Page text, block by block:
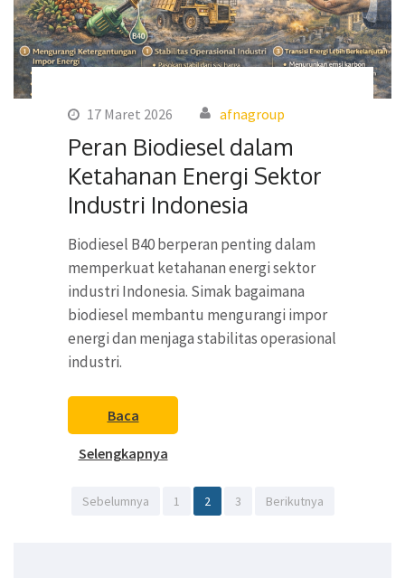
17 Maret 2026 afnagroup
Peran Biodiesel dalam
Ketahanan Energi Sektor
Industri Indonesia
Biodiesel B40 berperan penting dalam
memperkuat ketahanan energi sektor
industri Indonesia. Simak bagaimana
biodiesel membantu mengurangi impor
energi dan menjaga stabilitas operasional
industri.
Baca
Selengkapnya
PaginasiSebelumnya Halaman
1 Halaman
2 Halaman
3 Berikutnya